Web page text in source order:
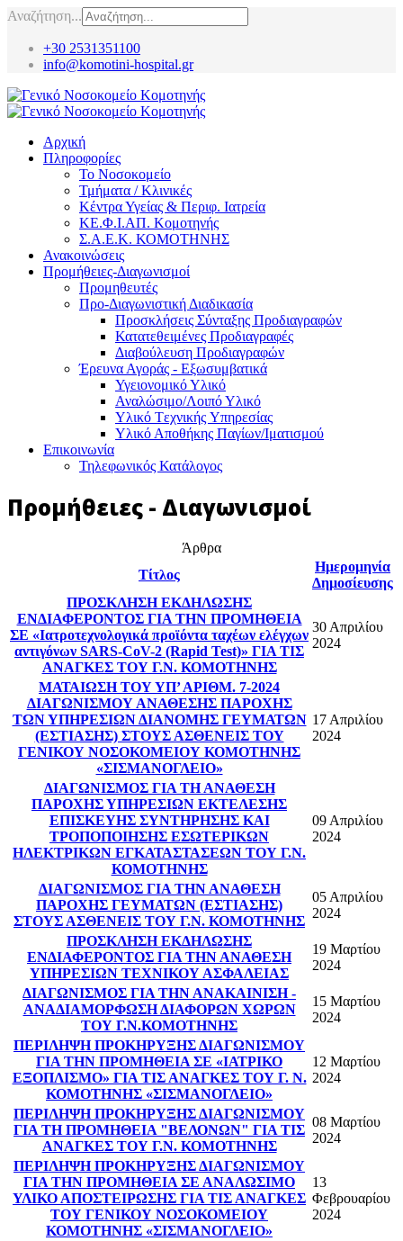
Αναζήτηση...
+30 2531351100
info@komotini-hospital.gr
Αρχική
Πληροφορίες
Το Νοσοκομείο
Τμήματα / Κλινικές
Κέντρα Υγείας & Περιφ. Ιατρεία
ΚΕ.Φ.Ι.ΑΠ. Κομοτηνής
Σ.Α.Ε.Κ. ΚΟΜΟΤΗΝΗΣ
Ανακοινώσεις
Προμήθειες-Διαγωνισμοί
Προμηθευτές
Προ-Διαγωνιστική Διαδικασία
Προσκλήσεις Σύνταξης Προδιαγραφών
Κατατεθειμένες Προδιαγραφές
Διαβούλευση Προδιαγραφών
Έρευνα Αγοράς - Εξωσυμβατικά
Υγειονομικό Υλικό
Αναλώσιμο/Λοιπό Υλικό
Υλικό Tεχνικής Yπηρεσίας
Υλικό Αποθήκης Παγίων/Ιματισμού
Επικοινωνία
Τηλεφωνικός Κατάλογος
Προμήθειες - Διαγωνισμοί
Άρθρα
Τίτλος
Ημερομηνία
Δημοσίευσης
ΠΡΟΣΚΛΗΣΗ ΕΚΔΗΛΩΣΗΣ
ΕΝΔΙΑΦΕΡΟΝΤΟΣ ΓΙΑ ΤΗΝ ΠΡΟΜΗΘΕΙΑ
ΣΕ «Ιατροτεχνολογικά προϊόντα ταχέων ελέγχων
αντιγόνων SARS-CoV-2 (Rapid Test)» ΓΙΑ ΤΙΣ
ΑΝΑΓΚΕΣ ΤΟΥ Γ.Ν. ΚΟΜΟΤΗΝΗΣ
30 Απριλίου
2024
ΜΑΤΑΙΩΣΗ ΤΟΥ ΥΠ’ ΑΡΙΘΜ. 7-2024
ΔΙΑΓΩΝΙΣΜΟΥ ΑΝΑΘΕΣΗΣ ΠΑΡΟΧΗΣ
ΤΩΝ ΥΠΗΡΕΣΙΩΝ ΔΙΑΝΟΜΗΣ ΓΕΥΜΑΤΩΝ
(ΕΣΤΙΑΣΗΣ) ΣΤΟΥΣ ΑΣΘΕΝΕΙΣ ΤΟΥ
ΓΕΝΙΚΟΥ ΝΟΣΟΚΟΜΕΙΟΥ ΚΟΜΟΤΗΝΗΣ
«ΣΙΣΜΑΝΟΓΛΕΙΟ»
17 Απριλίου
2024
ΔΙΑΓΩΝΙΣΜΟΣ ΓΙΑ ΤΗ ΑΝΑΘΕΣΗ
ΠΑΡΟΧΗΣ ΥΠΗΡΕΣΙΩΝ ΕΚΤΕΛΕΣΗΣ
ΕΠΙΣΚΕΥΗΣ ΣΥΝΤΗΡΗΣΗΣ ΚΑΙ
ΤΡΟΠΟΠΟΙΗΣΗΣ ΕΣΩΤΕΡΙΚΩΝ
ΗΛΕΚΤΡΙΚΩΝ ΕΓΚΑΤΑΣΤΑΣΕΩΝ ΤΟΥ Γ.Ν.
ΚΟΜΟΤΗΝΗΣ
09 Απριλίου
2024
ΔΙΑΓΩΝΙΣΜΟΣ ΓΙΑ ΤΗΝ ΑΝΑΘΕΣΗ
ΠΑΡΟΧΗΣ ΓΕΥΜΑΤΩΝ (ΕΣΤΙΑΣΗΣ)
ΣΤΟΥΣ ΑΣΘΕΝΕΙΣ ΤΟΥ Γ.Ν. ΚΟΜΟΤΗΝΗΣ
05 Απριλίου
2024
ΠΡΟΣΚΛΗΣΗ ΕΚΔΗΛΩΣΗΣ
ΕΝΔΙΑΦΕΡΟΝΤΟΣ ΓΙΑ ΤΗΝ ΑΝΑΘΕΣΗ
ΥΠΗΡΕΣΙΩΝ ΤΕΧΝΙΚΟΥ ΑΣΦΑΛΕΙΑΣ
19 Μαρτίου
2024
ΔΙΑΓΩΝΙΣΜΟΣ ΓΙΑ ΤΗΝ ΑΝΑΚΑΙΝΙΣΗ -
ΑΝΑΔΙΑΜΟΡΦΩΣΗ ΔΙΑΦΟΡΩΝ ΧΩΡΩΝ
ΤΟΥ Γ.Ν.ΚΟΜΟΤΗΝΗΣ
15 Μαρτίου
2024
ΠΕΡΙΛΗΨΗ ΠΡΟΚΗΡΥΞΗΣ ΔΙΑΓΩΝΙΣΜΟΥ
ΓΙΑ ΤΗΝ ΠΡΟΜΗΘΕΙΑ ΣΕ «ΙΑΤΡΙΚΟ
ΕΞΟΠΛΙΣΜΟ» ΓΙΑ ΤΙΣ ΑΝΑΓΚΕΣ ΤΟΥ Γ. Ν.
ΚΟΜΟΤΗΝΗΣ «ΣΙΣΜΑΝΟΓΛΕΙΟ»
12 Μαρτίου
2024
ΠΕΡΙΛΗΨΗ ΠΡΟΚΗΡΥΞΗΣ ΔΙΑΓΩΝΙΣΜΟΥ
ΓΙΑ ΤΗ ΠΡΟΜΗΘΕΙΑ "ΒΕΛΟΝΩΝ" ΓΙΑ ΤΙΣ
ΑΝΑΓΚΕΣ ΤΟΥ Γ.Ν. ΚΟΜΟΤΗΝΗΣ
08 Μαρτίου
2024
ΠΕΡΙΛΗΨΗ ΠΡΟΚΗΡΥΞΗΣ ΔΙΑΓΩΝΙΣΜΟΥ
ΓΙΑ ΤΗΝ ΠΡΟΜΗΘΕΙΑ ΣΕ ΑΝΑΛΩΣΙΜΟ
ΥΛΙΚΟ ΑΠΟΣΤΕΙΡΩΣΗΣ ΓΙΑ ΤΙΣ ΑΝΑΓΚΕΣ
ΤΟΥ ΓΕΝΙΚΟΥ ΝΟΣΟΚΟΜΕΙΟΥ
ΚΟΜΟΤΗΝΗΣ «ΣΙΣΜΑΝΟΓΛΕΙΟ»
13
Φεβρουαρίου
2024